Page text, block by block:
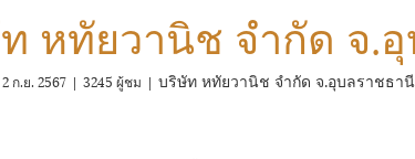
หทัยวานิช จำกัด จ.
ก.ย. 2567 | 3245 ผู้ชม | บริษัท หทัยวานิช จำกัด จ.อุบลราชธานี